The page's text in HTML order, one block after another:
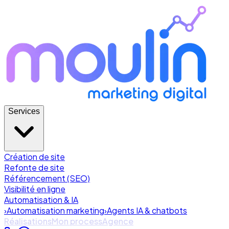
Services
Création de site
Refonte de site
Référencement (SEO)
Visibilité en ligne
Automatisation & IA
›Automatisation marketing›Agents IA & chatbots
RéalisationsMon processAgence